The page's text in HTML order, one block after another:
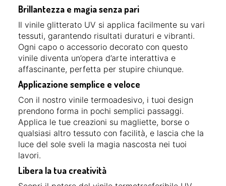
Brillantezza e magia senza pari
Il vinile glitterato UV si applica facilmente su vari
tessuti, garantendo risultati duraturi e vibranti.
Ogni capo o accessorio decorato con questo
vinile diventa un’opera d’arte interattiva e
affascinante, perfetta per stupire chiunque.
Applicazione semplice e veloce
Con il nostro vinile termoadesivo, i tuoi design
prendono forma in pochi semplici passaggi.
Applica le tue creazioni su magliette, borse o
qualsiasi altro tessuto con facilità, e lascia che la
luce del sole sveli la magia nascosta nei tuoi
lavori.
Libera la tua creatività